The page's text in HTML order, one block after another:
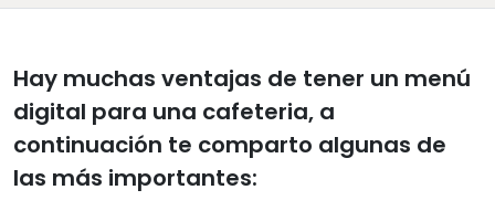
Hay muchas ventajas de tener un menú
digital para una cafeteria, a
continuación te comparto algunas de
las más importantes: